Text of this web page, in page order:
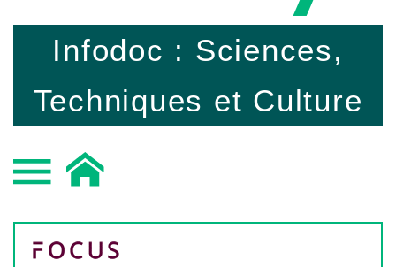
Infodoc : Sciences,
Techniques et Culture